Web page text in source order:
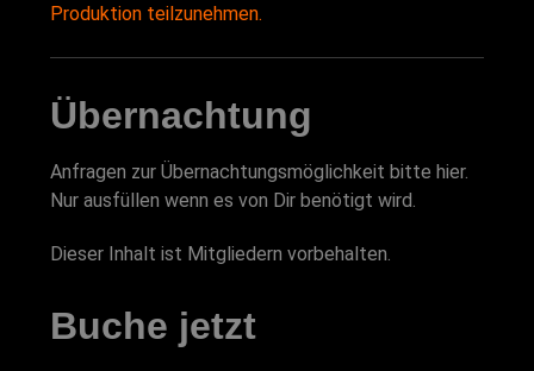
Produktion teilzunehmen.
Übernachtung
Anfragen zur Übernachtungsmöglichkeit bitte hier.
Nur ausfüllen wenn es von Dir benötigt wird.
Dieser Inhalt ist Mitgliedern vorbehalten.
Buche jetzt